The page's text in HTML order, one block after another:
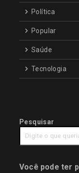
Política
Popular
Saúde
Tecnologia
Pesquisar
Você pode ter